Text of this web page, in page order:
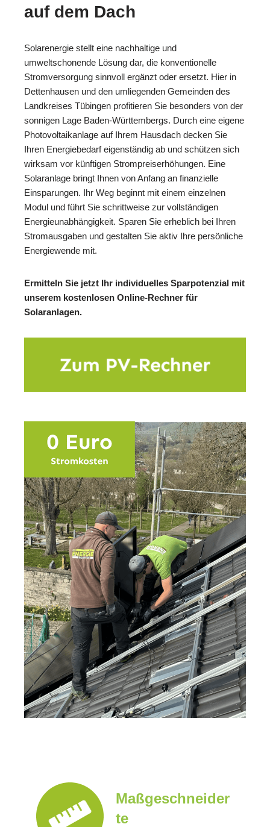
auf dem Dach
Solarenergie stellt eine nachhaltige und
umweltschonende Lösung dar, die konventionelle
Stromversorgung sinnvoll ergänzt oder ersetzt. Hier in
Dettenhausen und den umliegenden Gemeinden des
Landkreises Tübingen profitieren Sie besonders von der
sonnigen Lage Baden-Württembergs. Durch eine eigene
Photovoltaikanlage auf Ihrem Hausdach decken Sie
Ihren Energiebedarf eigenständig ab und schützen sich
wirksam vor künftigen Strompreiserhöhungen. Eine
Solaranlage bringt Ihnen von Anfang an finanzielle
Einsparungen. Ihr Weg beginnt mit einem einzelnen
Modul und führt Sie schrittweise zur vollständigen
Energieunabhängigkeit. Sparen Sie erheblich bei Ihren
Stromausgaben und gestalten Sie aktiv Ihre persönliche
Energiewende mit.
Ermitteln Sie jetzt Ihr individuelles Sparpotenzial mit
unserem kostenlosen Online-Rechner für
Solaranlagen.
Maßgeschneider
te